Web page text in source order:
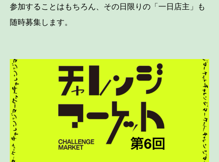
参加することはもちろん、その日限りの「一日店主」も
随時募集します。